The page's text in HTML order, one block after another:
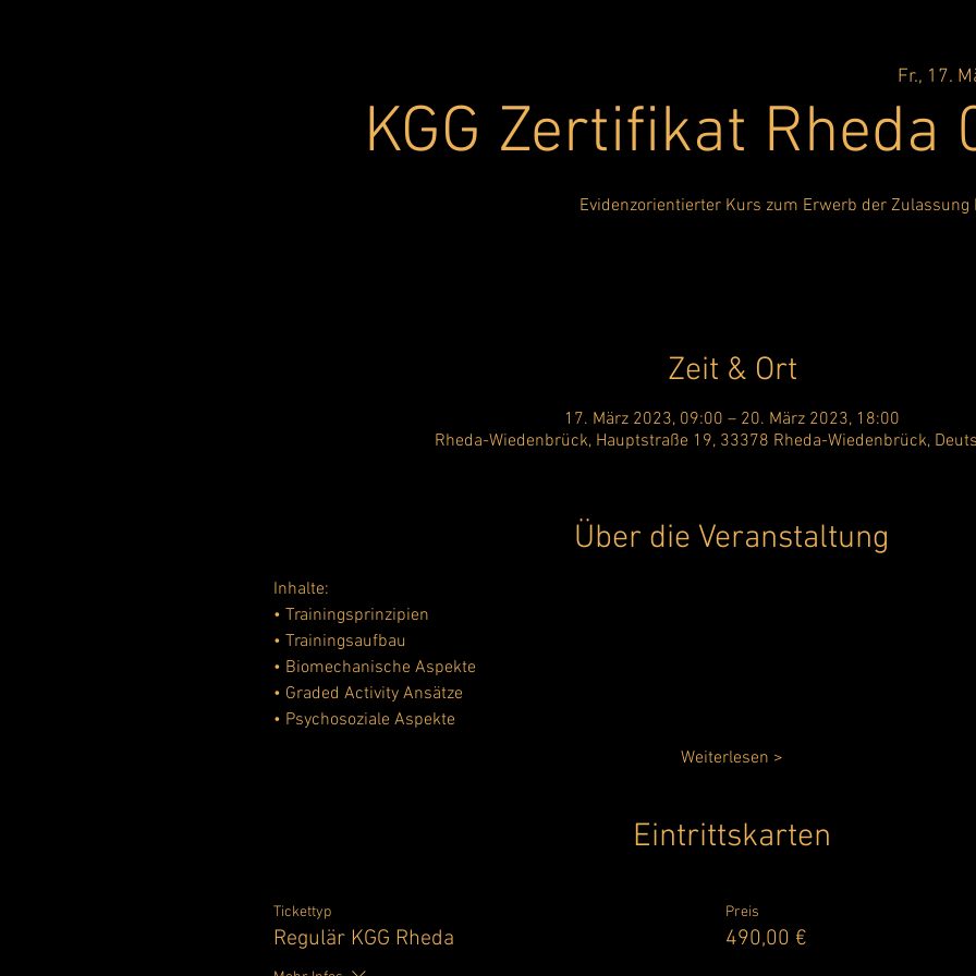
Fr., 17.
KGG Zertifikat Rheda
Evidenzorientierter Kurs zum Erwerb der
Zeit & Ort
17. März 2023, 09:00 – 20. März 2023, 18:00
Rheda-Wiedenbrück, Hauptstraße 19, 33378 Rheda-Wiedenbrück,
Über die Veranstaltung
Inhalte:
• Trainingsprinzipien
• Trainingsaufbau
• Biomechanische Aspekte
• Graded Activity Ansätze
• Psychosoziale Aspekte
Weiterlesen >
Eintrittskarten
Tickettyp
Regulär KGG Rheda
Preis
490,00 €